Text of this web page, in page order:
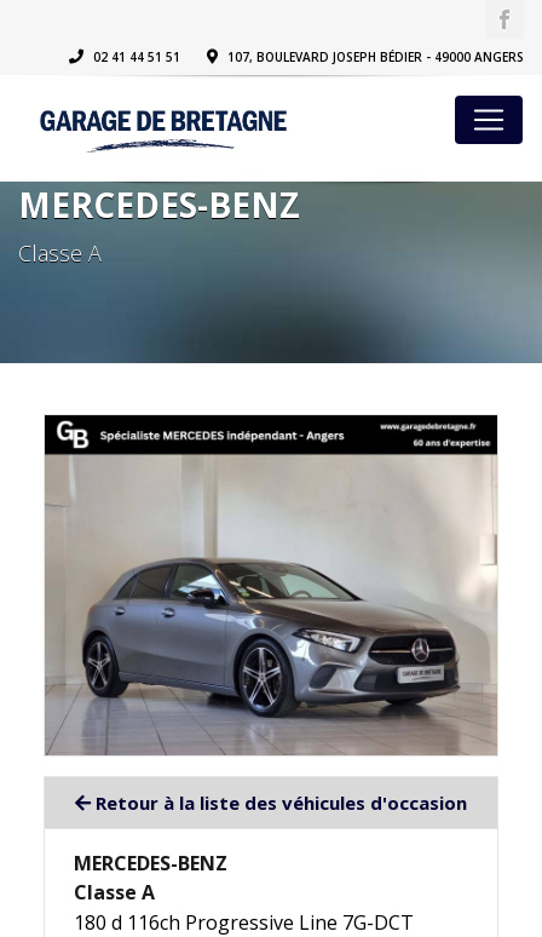
02 41 44 51 51 107, BOULEVARD JOSEPH BÉDIER - 49000 ANGERS
MERCEDES-BENZ
Classe A
Retour à la liste des véhicules d'occasion
MERCEDES-BENZ
Classe A
180 d 116ch Progressive Line 7G-DCT